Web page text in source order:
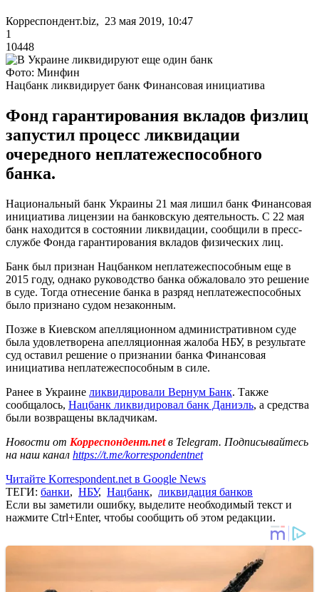
Корреспондент.biz, 23 мая 2019, 10:47
1
10448
Фото: Минфин
Нацбанк ликвидирует банк Финансовая инициатива
Фонд гарантирования вкладов физлиц
запустил процесс ликвидации
очередного неплатежеспособного
банка.
Национальный банк Украины 21 мая лишил банк Финансовая
инициатива лицензии на банковскую деятельность. С 22 мая
банк находится в состоянии ликвидации, сообщили в пресс-
службе Фонда гарантирования вкладов физических лиц.
Банк был признан Нацбанком неплатежеспособным еще в
2015 году, однако руководство банка обжаловало это решение
в суде. Тогда отнесение банка в разряд неплатежеспособных
было признано судом незаконным.
Позже в Киевском апелляционном административном суде
была удовлетворена апелляционная жалоба НБУ, в результате
суд оставил решение о признании банка Финансовая
инициатива неплатежеспособным в силе.
Ранее в Украине ликвидировали Вернум Банк. Также
сообщалось, Нацбанк ликвидировал банк Даниэль, а средства
были возвращены вкладчикам.
Новости от Корреспондент.netв Telegram. Подписывайтесь
на наш канал https://t.me/korrespondentnet
Читайте Korrespondent.net в Google News
ТЕГИ: банки, НБУ, Нацбанк, ликвидация банков
Если вы заметили ошибку, выделите необходимый текст и
нажмите Ctrl+Enter, чтобы сообщить об этом редакции.